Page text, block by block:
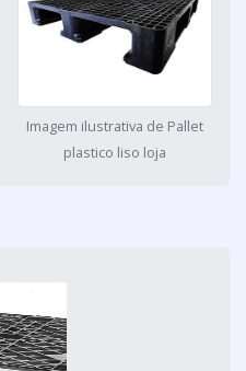
Imagem ilustrativa de Pallet
plastico liso loja